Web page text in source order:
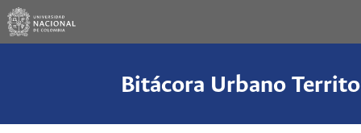
Bitácora Urbano